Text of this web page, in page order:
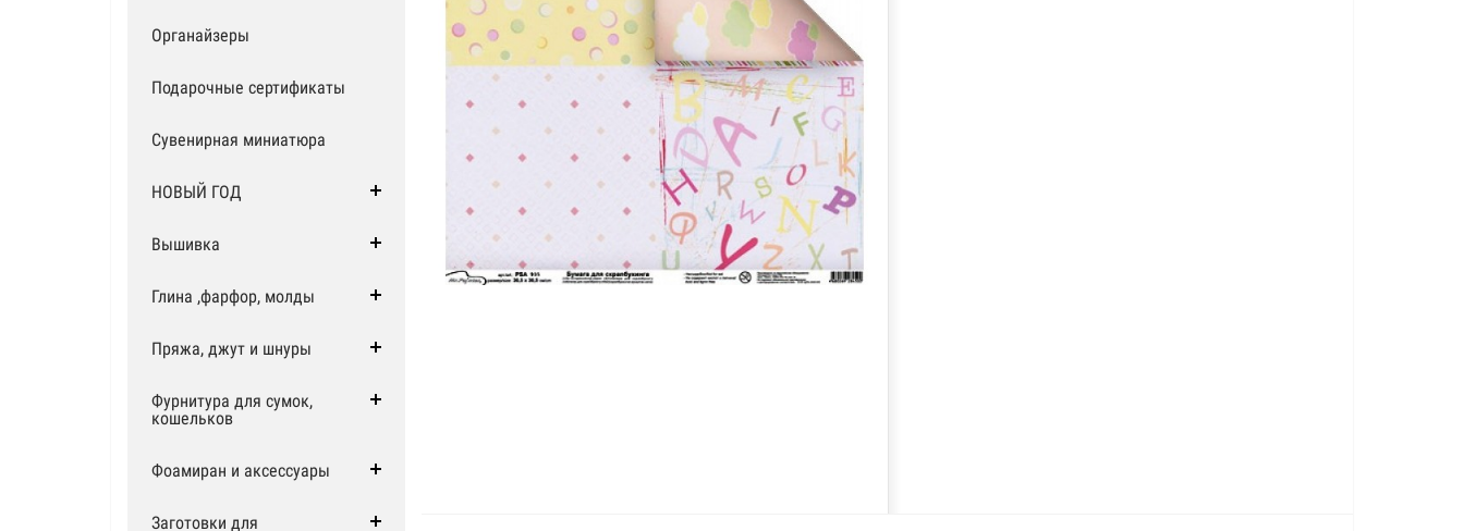
Органайзеры
Подарочные сертификаты
Сувенирная миниатюра
НОВЫЙ ГОД
Вышивка
Глина ,фарфор, молды
Пряжа, джут и шнуры
Фурнитура для сумок,
кошельков
Фоамиран и аксессуары
Заготовки для